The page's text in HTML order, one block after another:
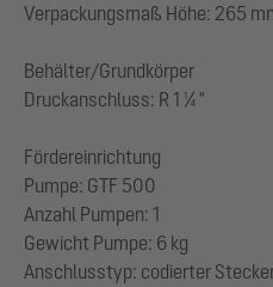
Verpackungsmaß Höhe: 265
Behälter/Grundkörper
Druckanschluss: R 1 ¼ "
Fördereinrichtung
Pumpe: GTF 500
Anzahl Pumpen: 1
Gewicht Pumpe: 6 kg
Anschlusstyp: codierter